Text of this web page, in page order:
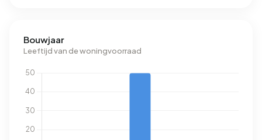
Bouwjaar
Leeftijd van de woningvoorraad